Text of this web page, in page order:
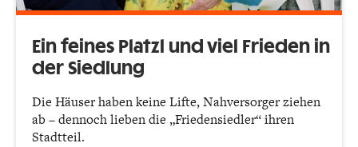
Ein feines Platzl und viel Frieden in
der Siedlung
Die Häuser haben keine Lifte, Nahversorger ziehen
ab – dennoch lieben die „Friedensiedler“ ihren
Stadtteil.